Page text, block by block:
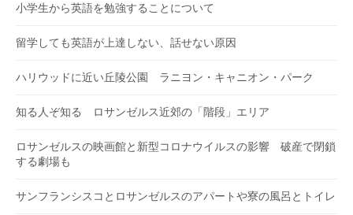
小学生から英語を勉強することについて
留学しても英語が上達しない、話せない原因
ハリウッドに近い丘陵公園 ラニヨン・キャニオン・パーク
知る人ぞ知る ロサンゼルス近郊の「階段」エリア
ロサンゼルスの映画館と新型コロナウイルスの影響 破産で閉鎖
する劇場も
サンフランシスコとロサンゼルスのアパートや寮の風呂とトイレ